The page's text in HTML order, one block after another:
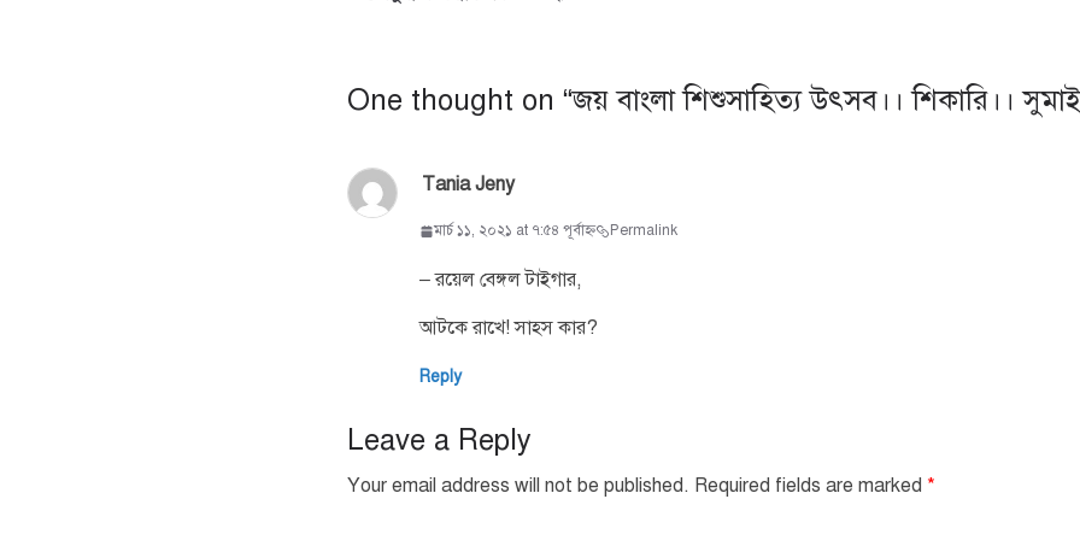
One thought on “জয় বাংলা শিশুসাহিত্য উৎসব।। শিকারি।।
Tania Jeny
মার্চ ১১, ২০২১ at ৭:৫৪ পূর্বাহ্ণ Permalink
– রয়েল বেঙ্গল টাইগার,
আটকে রাখে! সাহস কার?
Reply
Leave a Reply
Your email address will not be published. Required fields are marked *